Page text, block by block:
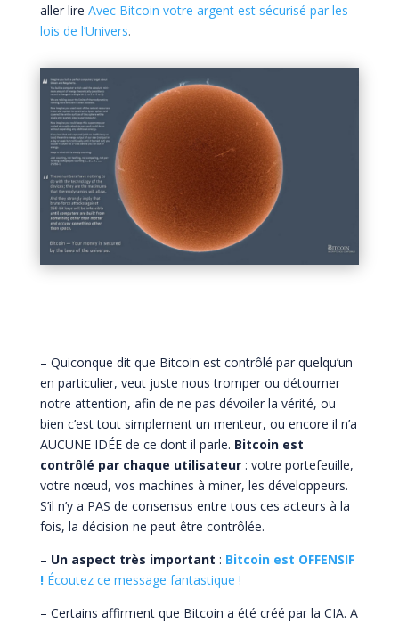
aller lire Avec Bitcoin votre argent est sécurisé par les
lois de l’Univers.
– Quiconque dit que Bitcoin est contrôlé par quelqu’un
en particulier, veut juste nous tromper ou détourner
notre attention, afin de ne pas dévoiler la vérité, ou
bien c’est tout simplement un menteur, ou encore il n’a
AUCUNE IDÉE de ce dont il parle. Bitcoin est
contrôlé par chaque utilisateur: votre portefeuille,
votre nœud, vos machines à miner, les développeurs.
S’il n’y a PAS de consensus entre tous ces acteurs à la
fois, la décision ne peut être contrôlée.
– Un aspect très important : Bitcoin est OFFENSIF
!Écoutez ce message fantastique !
– Certains affirment que Bitcoin a été créé par la CIA. A